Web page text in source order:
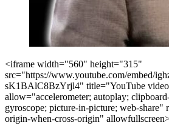
<iframe width="560" height="315"
src="https://www.youtube.com/embed/
sK1BAlC8BzYrjl4" title="YouTube
allow="accelerometer; autoplay;
gyroscope; picture-in-picture; web-share"
origin-when-cross-origin"